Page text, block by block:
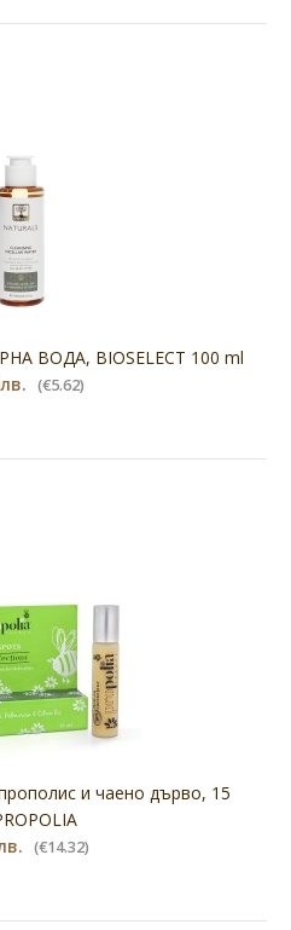
ВОДА, BIOSELECT 100 ml
(€5.62)
и чаено дърво, 15
(€14.32)